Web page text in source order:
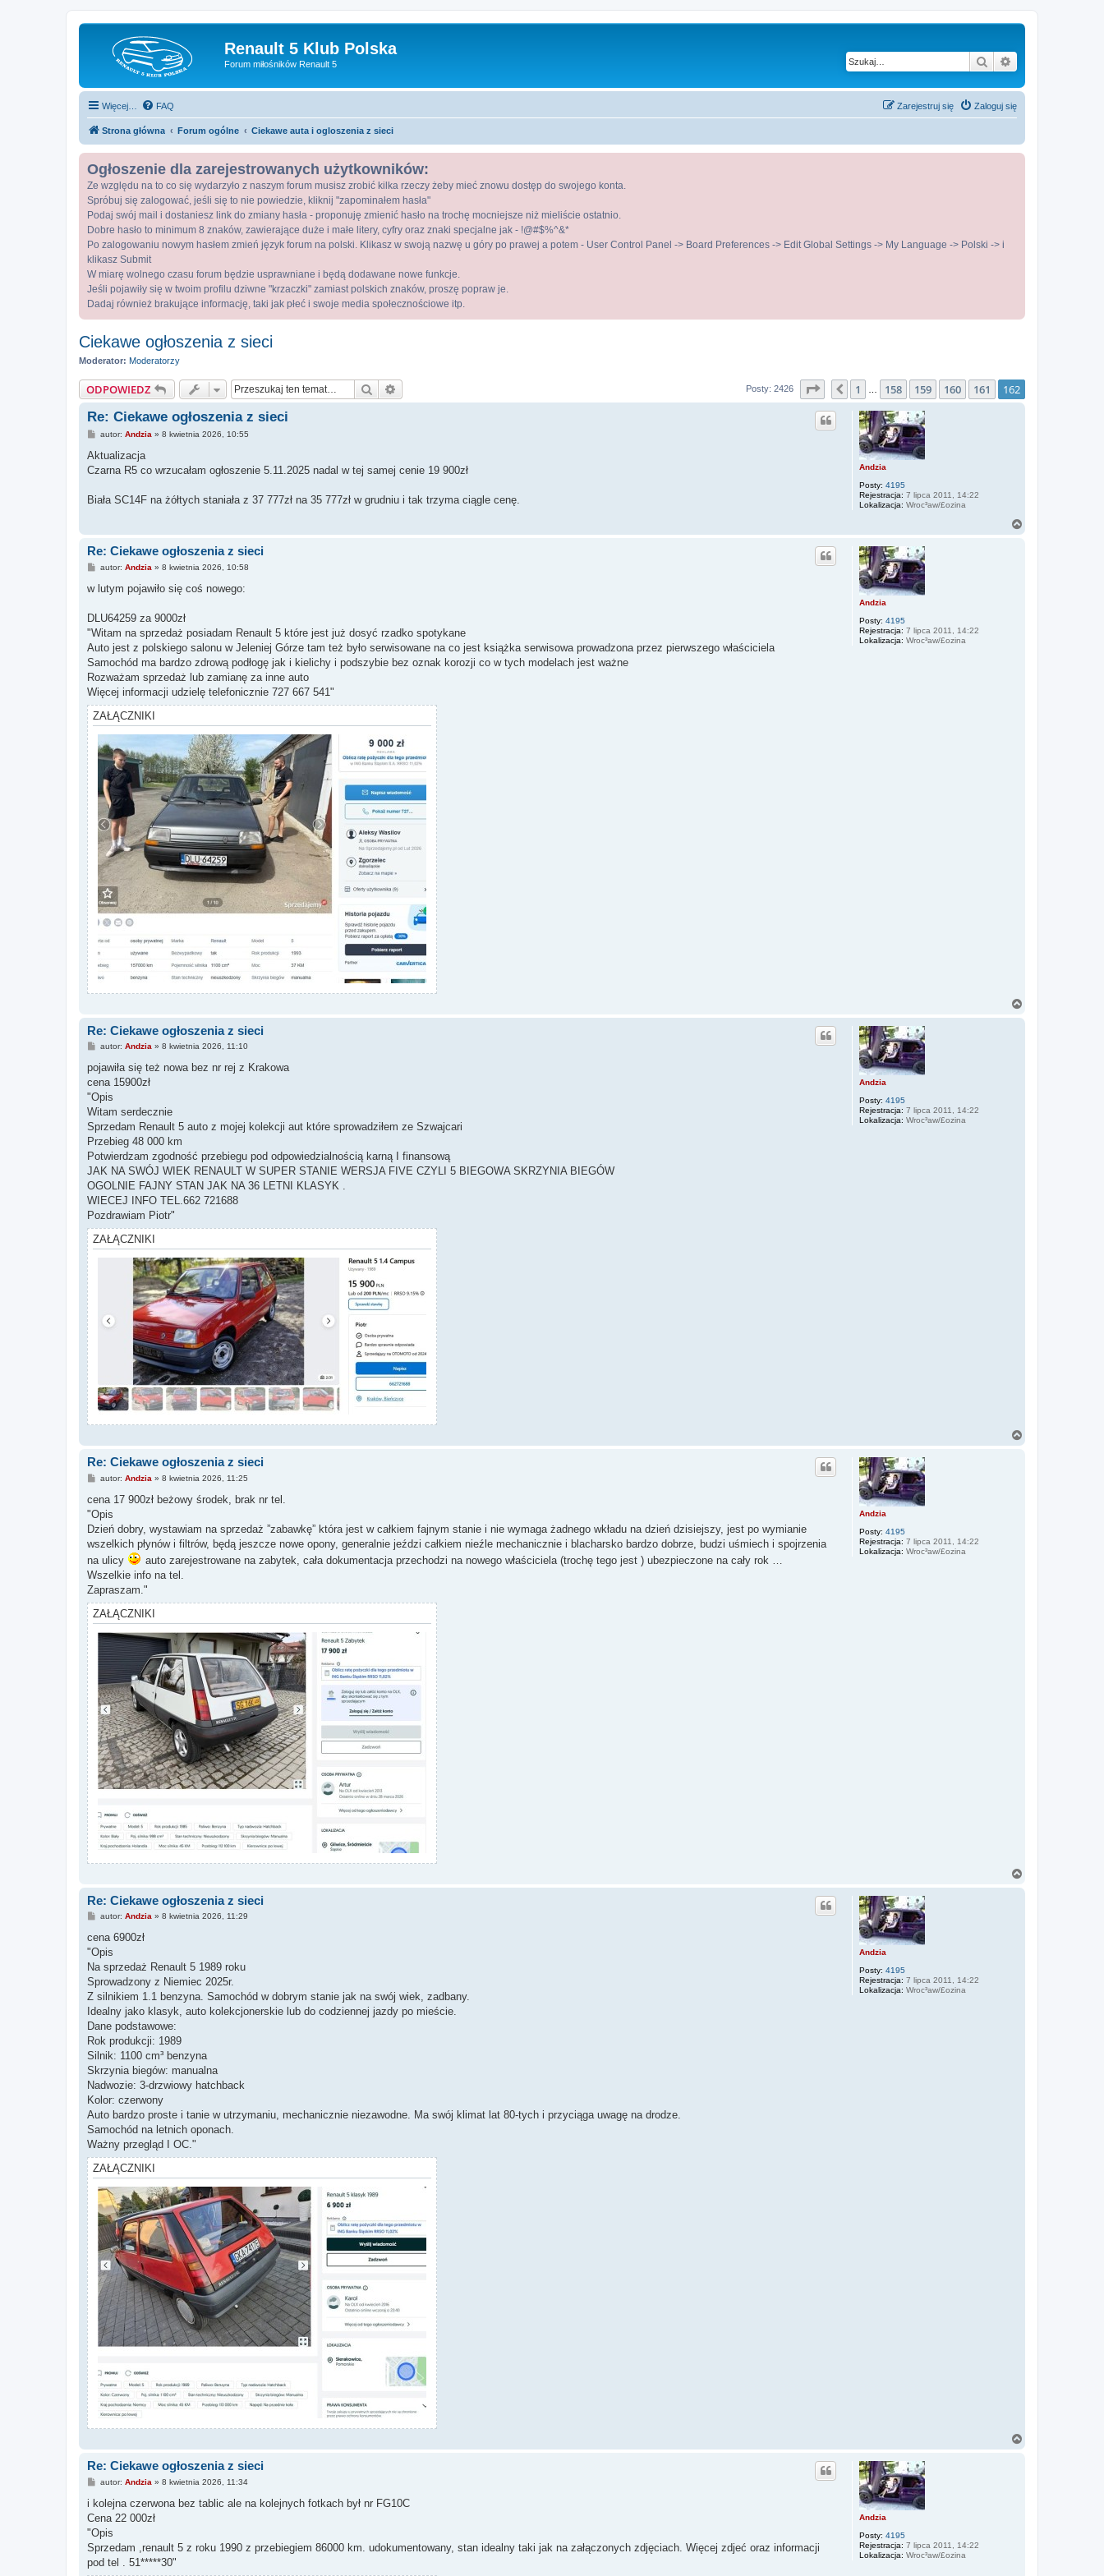
Renault 5 Klub Polska
Forum miłośników Renault 5 Szukaj
Więcej… FAQ Zaloguj się
Zarejestruj się
Strona główna Forum ogólne Ciekawe auta i ogloszenia z sieci
Ogłoszenie dla zarejestrowanych użytkowników:
Ze względu na to co się wydarzyło z naszym forum musisz zrobić kilka rzeczy żeby mieć znowu dostęp do swojego konta.
Spróbuj się zalogować, jeśli się to nie powiedzie, kliknij "zapominałem hasła"
Podaj swój mail i dostaniesz link do zmiany hasła - proponuję zmienić hasło na trochę mocniejsze niż mieliście ostatnio.
Dobre hasło to minimum 8 znaków, zawierające duże i małe litery, cyfry oraz znaki specjalne jak - !@#$%^&*
Po zalogowaniu nowym hasłem zmień język forum na polski. Klikasz w swoją nazwę u góry po prawej a potem - User Control Panel -> Board Preferences -> Edit Global Settings -> My Language -> Polski -> i
klikasz Submit
W miarę wolnego czasu forum będzie usprawniane i będą dodawane nowe funkcje.
Jeśli pojawiły się w twoim profilu dziwne "krzaczki" zamiast polskich znaków, proszę popraw je.
Dadaj również brakujące informację, taki jak płeć i swoje media społecznościowe itp.
Ciekawe ogłoszenia z sieci
Moderator: Moderatorzy
ODPOWIEDZ Szukaj Posty: 2426 Strona162z 162
Poprzednia
1 158 159 160 161 162
Andzia
Posty: 4195
Rejestracja: 7 lipca 2011, 14:22
Lokalizacja: Wroc³aw/£ozina
Re: Ciekawe ogłoszenia z sieci
P
s
autor: Andzia » 8 kwietnia 2026, 10:55
Aktualizacja
Czarna R5 co wrzucałam ogłoszenie 5.11.2025 nadal w tej samej cenie 19 900zł
Biała SC14F na żółtych staniała z 37 777zł na 35 777zł w grudniu i tak trzyma ciągle cenę.
Andzia
Posty: 4195
Rejestracja: 7 lipca 2011, 14:22
Lokalizacja: Wroc³aw/£ozina
Re: Ciekawe ogłoszenia z sieci
P
s
autor: Andzia » 8 kwietnia 2026, 10:58
w lutym pojawiło się coś nowego:
DLU64259 za 9000zł
"Witam na sprzedaż posiadam Renault 5 które jest już dosyć rzadko spotykane
Auto jest z polskiego salonu w Jeleniej Górze tam też było serwisowane na co jest książka serwisowa prowadzona przez pierwszego właściciela
Samochód ma bardzo zdrową podłogę jak i kielichy i podszybie bez oznak korozji co w tych modelach jest ważne
Rozważam sprzedaż lub zamianę za inne auto
Więcej informacji udzielę telefonicznie 727 667 541"
ZAŁĄCZNIKI
Andzia
Posty: 4195
Rejestracja: 7 lipca 2011, 14:22
Lokalizacja: Wroc³aw/£ozina
Re: Ciekawe ogłoszenia z sieci
P
s
t
autor: Andzia » 8 kwietnia 2026, 11:10
pojawiła się też nowa bez nr rej z Krakowa
cena 15900zł
"Opis
Witam serdecznie
Sprzedam Renault 5 auto z mojej kolekcji aut które sprowadziłem ze Szwajcari
Przebieg 48 000 km
Potwierdzam zgodność przebiegu pod odpowiedzialnością karną I finansową
JAK NA SWÓJ WIEK RENAULT W SUPER STANIE WERSJA FIVE CZYLI 5 BIEGOWA SKRZYNIA BIEGÓW
OGOLNIE FAJNY STAN JAK NA 36 LETNI KLASYK .
WIECEJ INFO TEL.662 721688
Pozdrawiam Piotr"
ZAŁĄCZNIKI
Andzia
Posty: 4195
Rejestracja: 7 lipca 2011, 14:22
Lokalizacja: Wroc³aw/£ozina
Re: Ciekawe ogłoszenia z sieci
P
s
autor: Andzia » 8 kwietnia 2026, 11:25
cena 17 900zł beżowy środek, brak nr tel.
"Opis
Dzień dobry, wystawiam na sprzedaż ”zabawkę” która jest w całkiem fajnym stanie i nie wymaga żadnego wkładu na dzień dzisiejszy, jest po wymianie
wszelkich płynów i filtrów, będą jeszcze nowe opony, generalnie jeździ całkiem nieźle mechanicznie i blacharsko bardzo dobrze, budzi uśmiech i spojrzenia
na ulicy
auto zarejestrowane na zabytek, cała dokumentacja przechodzi na nowego właściciela (trochę tego jest ) ubezpieczone na cały rok …
Wszelkie info na tel.
Zapraszam."
ZAŁĄCZNIKI
Andzia
Posty: 4195
Rejestracja: 7 lipca 2011, 14:22
Lokalizacja: Wroc³aw/£ozina
Re: Ciekawe ogłoszenia z sieci
P
s
autor: Andzia » 8 kwietnia 2026, 11:29
cena 6900zł
"Opis
Na sprzedaż Renault 5 1989 roku
Sprowadzony z Niemiec 2025r.
Z silnikiem 1.1 benzyna. Samochód w dobrym stanie jak na swój wiek, zadbany.
Idealny jako klasyk, auto kolekcjonerskie lub do codziennej jazdy po mieście.
Dane podstawowe:
Rok produkcji: 1989
Silnik: 1100 cm³ benzyna
Skrzynia biegów: manualna
Nadwozie: 3-drzwiowy hatchback
Kolor: czerwony
Auto bardzo proste i tanie w utrzymaniu, mechanicznie niezawodne. Ma swój klimat lat 80-tych i przyciąga uwagę na drodze.
Samochód na letnich oponach.
Ważny przegląd I OC."
ZAŁĄCZNIKI
Andzia
Posty: 4195
Rejestracja: 7 lipca 2011, 14:22
Lokalizacja: Wroc³aw/£ozina
Re: Ciekawe ogłoszenia z sieci
P
s
autor: Andzia » 8 kwietnia 2026, 11:34
i kolejna czerwona bez tablic ale na kolejnych fotkach był nr FG10C
Cena 22 000zł
"Opis
Sprzedam ,renault 5 z roku 1990 z przebiegiem 86000 km. udokumentowany, stan idealny taki jak na załączonych zdjęciach. Więcej zdjeć oraz informacji
pod tel . 51*****30"